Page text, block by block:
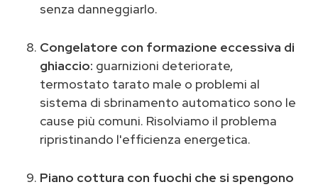
senza danneggiarlo.
Congelatore con formazione eccessiva di
ghiaccio: guarnizioni deteriorate,
termostato tarato male o problemi al
sistema di sbrinamento automatico sono le
cause più comuni. Risolviamo il problema
ripristinando l'efficienza energetica.
Piano cottura con fuochi che si spengono